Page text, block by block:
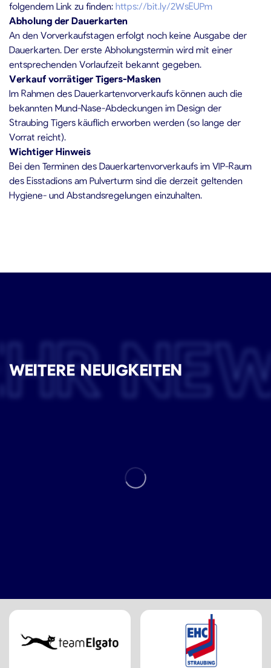
folgendem Link zu finden: https://bit.ly/2WsEUPm
Abholung der Dauerkarten
An den Vorverkaufstagen erfolgt noch keine Ausgabe der
Dauerkarten. Der erste Abholungstermin wird mit einer
entsprechenden Vorlaufzeit bekannt gegeben.
Verkauf vorrätiger Tigers-Masken
Im Rahmen des Dauerkartenvorverkaufs können auch die
bekannten Mund-Nase-Abdeckungen im Design der
Straubing Tigers käuflich erworben werden (so lange der
Vorrat reicht).
Wichtiger Hinweis
Bei den Terminen des Dauerkartenvorverkaufs im VIP-Raum
des Eisstadions am Pulverturm sind die derzeit geltenden
Hygiene- und Abstandsregelungen einzuhalten.
WEITERE NEUIGKEITEN